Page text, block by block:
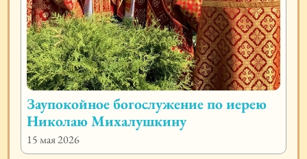
Заупокойное богослужение по иерею
Николаю Михалушкину
15 мая 2026